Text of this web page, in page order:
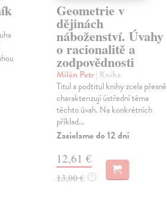
Geometrie v
dějinách
náboženství. Úvahy
o racionalitě a
zodpovědnosti
Milén Petr| Kniha
Titul a podtitul knihy zcela přesně
charakterizují ústřední téma
těchto úvah. Na konkrétních
příklad...
Zasielame do 12 dní
12,61 €
13,00 € ?